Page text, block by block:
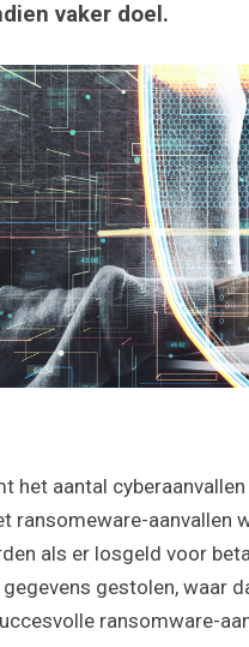
vaker doel.
het aantal
ransomeware-aanvallen
als er losgeld voor
gestolen, waar
ransomware-